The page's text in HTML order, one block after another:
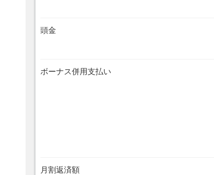
頭金
ボーナス併用支払い
月割返済額